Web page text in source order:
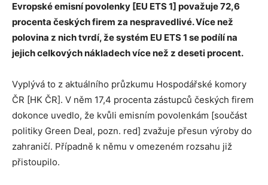
Evropské emisní povolenky [EU ETS 1] považuje 72,6
procenta českých firem za nespravedlivé. Více než
polovina z nich tvrdí, že systém EU ETS 1 se podílí na
jejich celkových nákladech více než z deseti procent.
Vyplývá to z aktuálního průzkumu Hospodářské komory
ČR [HK ČR]. V něm 17,4 procenta zástupců českých firem
dokonce uvedlo, že kvůli emisním povolenkám [součást
politiky Green Deal, pozn. red] zvažuje přesun výroby do
zahraničí. Případně k němu v omezeném rozsahu již
přistoupilo.